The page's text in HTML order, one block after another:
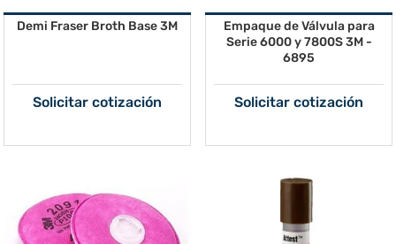
Demi Fraser Broth Base 3M
Solicitar cotización
Empaque de Válvula para
Serie 6000 y 7800S 3M -
6895
Solicitar cotización